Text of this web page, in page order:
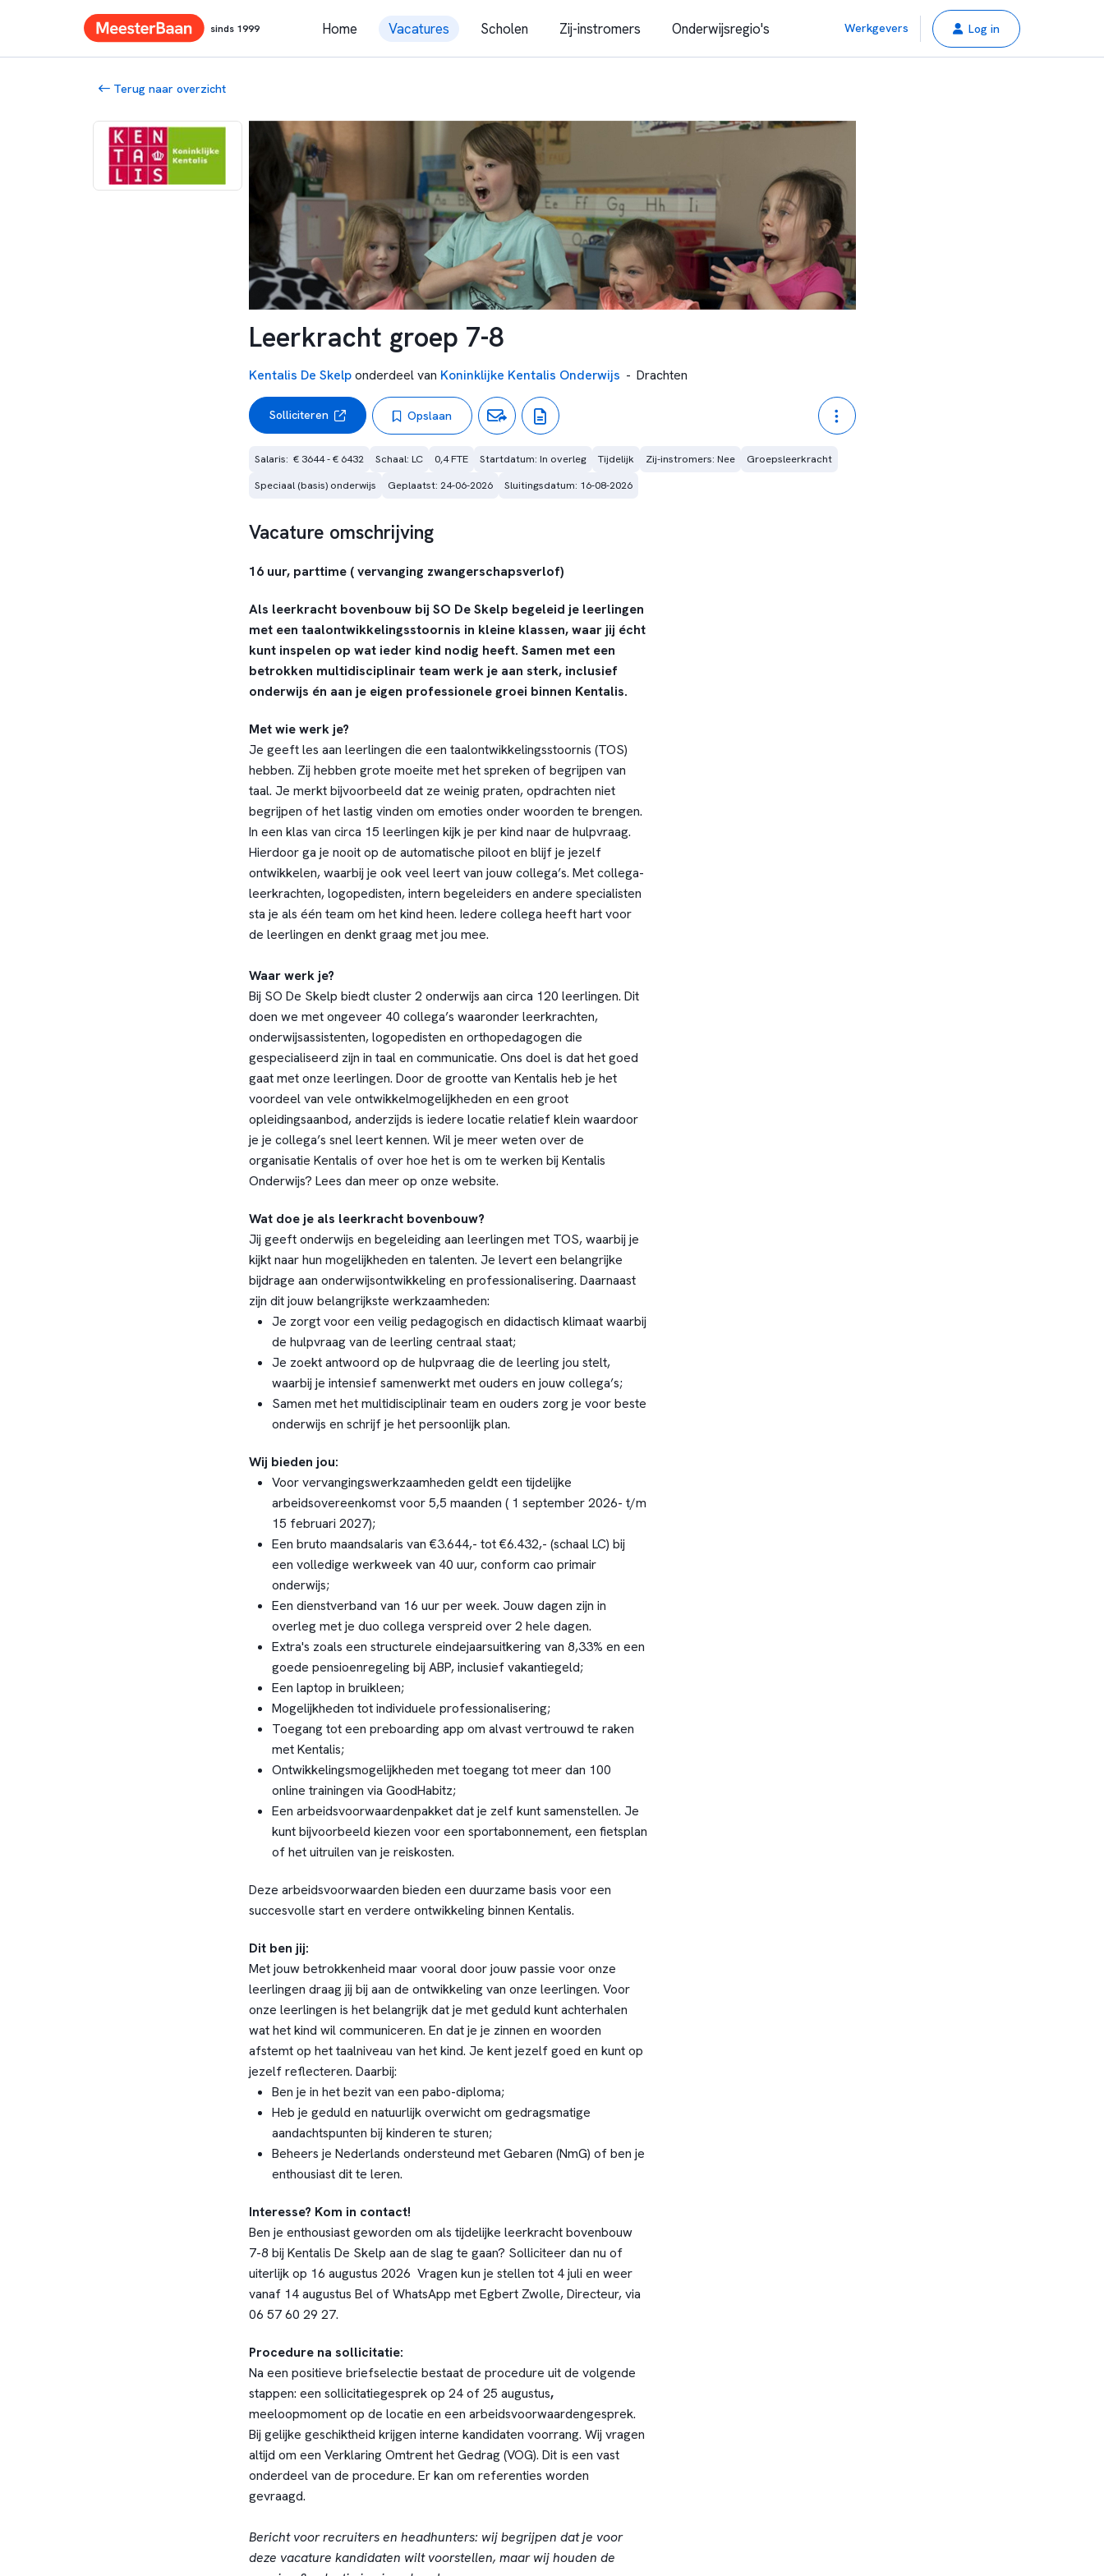
sinds 1999 Home Vacatures Scholen Zij-instromers Onderwijsregio's Werkgevers Log in
Terug naar overzicht
Leerkracht groep 7-8
Kentalis De Skelponderdeel van Koninklijke Kentalis Onderwijs - Drachten
Solliciteren Opslaan
Salaris:  € 3644 - € 6432 Schaal: LC 0,4 FTE Startdatum: In overleg Tijdelijk Zij-instromers: Nee
Groepsleerkracht
Speciaal (basis) onderwijs
Geplaatst: 24-06-2026 Sluitingsdatum: 16-08-2026
Vacature omschrijving
16 uur, parttime ( vervanging zwangerschapsverlof)
Als leerkracht bovenbouw bij SO De Skelp begeleid je leerlingen
met een taalontwikkelingsstoornis in kleine klassen, waar jij écht
kunt inspelen op wat ieder kind nodig heeft. Samen met een
betrokken multidisciplinair team werk je aan sterk, inclusief
onderwijs én aan je eigen professionele groei binnen Kentalis.
Met wie werk je?
Je geeft les aan leerlingen die een taalontwikkelingsstoornis (TOS)
hebben. Zij hebben grote moeite met het spreken of begrijpen van
taal. Je merkt bijvoorbeeld dat ze weinig praten, opdrachten niet
begrijpen of het lastig vinden om emoties onder woorden te brengen.
In een klas van circa 15 leerlingen kijk je per kind naar de hulpvraag.
Hierdoor ga je nooit op de automatische piloot en blijf je jezelf
ontwikkelen, waarbij je ook veel leert van jouw collega’s. Met collega-
leerkrachten, logopedisten, intern begeleiders en andere specialisten
sta je als één team om het kind heen. Iedere collega heeft hart voor
de leerlingen en denkt graag met jou mee.
Waar werk je?
Bij SO De Skelp biedt cluster 2 onderwijs aan circa 120 leerlingen. Dit
doen we met ongeveer 40 collega’s waaronder leerkrachten,
onderwijsassistenten, logopedisten en orthopedagogen die
gespecialiseerd zijn in taal en communicatie. Ons doel is dat het goed
gaat met onze leerlingen. Door de grootte van Kentalis heb je het
voordeel van vele ontwikkelmogelijkheden en een groot
opleidingsaanbod, anderzijds is iedere locatie relatief klein waardoor
je je collega’s snel leert kennen. Wil je meer weten over de
organisatie Kentalis of over hoe het is om te werken bij Kentalis
Onderwijs? Lees dan meer op onze website.
Wat doe je als leerkracht bovenbouw?
Jij geeft onderwijs en begeleiding aan leerlingen met TOS, waarbij je
kijkt naar hun mogelijkheden en talenten. Je levert een belangrijke
bijdrage aan onderwijsontwikkeling en professionalisering. Daarnaast
zijn dit jouw belangrijkste werkzaamheden:
Je zorgt voor een veilig pedagogisch en didactisch klimaat waarbij
de hulpvraag van de leerling centraal staat;
Je zoekt antwoord op de hulpvraag die de leerling jou stelt,
waarbij je intensief samenwerkt met ouders en jouw collega’s;
Samen met het multidisciplinair team en ouders zorg je voor beste
onderwijs en schrijf je het persoonlijk plan.
Wij bieden jou:
Voor vervangingswerkzaamheden geldt een tijdelijke
arbeidsovereenkomst voor 5,5 maanden ( 1 september 2026- t/m
15 februari 2027);
Een bruto maandsalaris van €3.644,- tot €6.432,- (schaal LC) bij
een volledige werkweek van 40 uur, conform cao primair
onderwijs;
Een dienstverband van 16 uur per week. Jouw dagen zijn in
overleg met je duo collega verspreid over 2 hele dagen.
Extra's zoals een structurele eindejaarsuitkering van 8,33% en een
goede pensioenregeling bij ABP, inclusief vakantiegeld;
Een laptop in bruikleen;
Mogelijkheden tot individuele professionalisering;
Toegang tot een preboarding app om alvast vertrouwd te raken
met Kentalis;
Ontwikkelingsmogelijkheden met toegang tot meer dan 100
online trainingen via GoodHabitz;
Een arbeidsvoorwaardenpakket dat je zelf kunt samenstellen. Je
kunt bijvoorbeeld kiezen voor een sportabonnement, een fietsplan
of het uitruilen van je reiskosten.
Deze arbeidsvoorwaarden bieden een duurzame basis voor een
succesvolle start en verdere ontwikkeling binnen Kentalis.
Dit ben jij:
Met jouw betrokkenheid maar vooral door jouw passie voor onze
leerlingen draag jij bij aan de ontwikkeling van onze leerlingen. Voor
onze leerlingen is het belangrijk dat je met geduld kunt achterhalen
wat het kind wil communiceren. En dat je je zinnen en woorden
afstemt op het taalniveau van het kind. Je kent jezelf goed en kunt op
jezelf reflecteren. Daarbij:
Ben je in het bezit van een pabo-diploma;
Heb je geduld en natuurlijk overwicht om gedragsmatige
aandachtspunten bij kinderen te sturen;
Beheers je Nederlands ondersteund met Gebaren (NmG) of ben je
enthousiast dit te leren.
Interesse? Kom in contact!
Ben je enthousiast geworden om als tijdelijke leerkracht bovenbouw
7-8 bij Kentalis De Skelp aan de slag te gaan? Solliciteer dan nu of
uiterlijk op 16 augustus 2026 Vragen kun je stellen tot 4 juli en weer
vanaf 14 augustus Bel of WhatsApp met Egbert Zwolle, Directeur, via
06 57 60 29 27.
Procedure na sollicitatie:
Na een positieve briefselectie bestaat de procedure uit de volgende
stappen: een sollicitatiegesprek op 24 of 25 augustus,
meeloopmoment op de locatie en een arbeidsvoorwaardengesprek.
Bij gelijke geschiktheid krijgen interne kandidaten voorrang. Wij vragen
altijd om een Verklaring Omtrent het Gedrag (VOG). Dit is een vast
onderdeel van de procedure. Er kan om referenties worden
gevraagd.
Bericht voor recruiters en headhunters: wij begrijpen dat je voor
deze vacature kandidaten wilt voorstellen, maar wij houden de